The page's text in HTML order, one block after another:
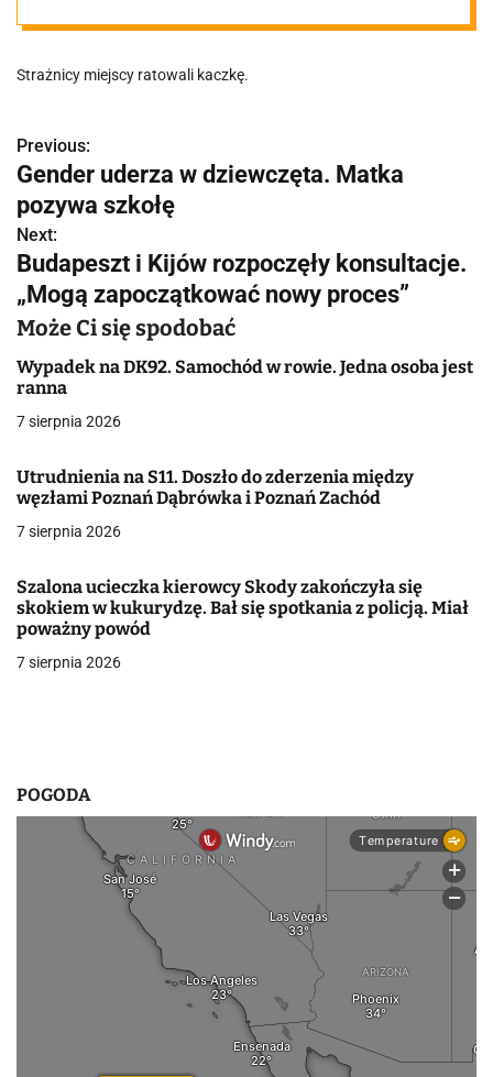
"Przeprowadzo
na zgodnie z
załączoną
instrukcją"
Strażnicy miejscy ratowali kaczkę.
N
a
w
i
g
a
c
a
w
i
s
Previous:
Gender uderza w dziewczęta. Matka
pozywa szkołę
Next:
Budapeszt i Kijów rozpoczęły konsultacje.
„Mogą zapoczątkować nowy proces”
Może Ci się spodobać
Wypadek na DK92. Samochód w rowie. Jedna osoba jest
ranna
7 sierpnia 2026
Utrudnienia na S11. Doszło do zderzenia między
węzłami Poznań Dąbrówka i Poznań Zachód
7 sierpnia 2026
Szalona ucieczka kierowcy Skody zakończyła się
skokiem w kukurydzę. Bał się spotkania z policją. Miał
poważny powód
7 sierpnia 2026
POGODA